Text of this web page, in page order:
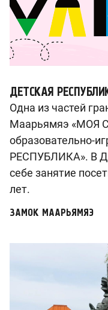
ДЕТСКАЯ
Одна из частей
Маарьямяэ «МОЯ
образовательно-
РЕСПУБЛИКА». В
себе занятие
лет.
ЗАМОК МААРЬЯМЯЭ